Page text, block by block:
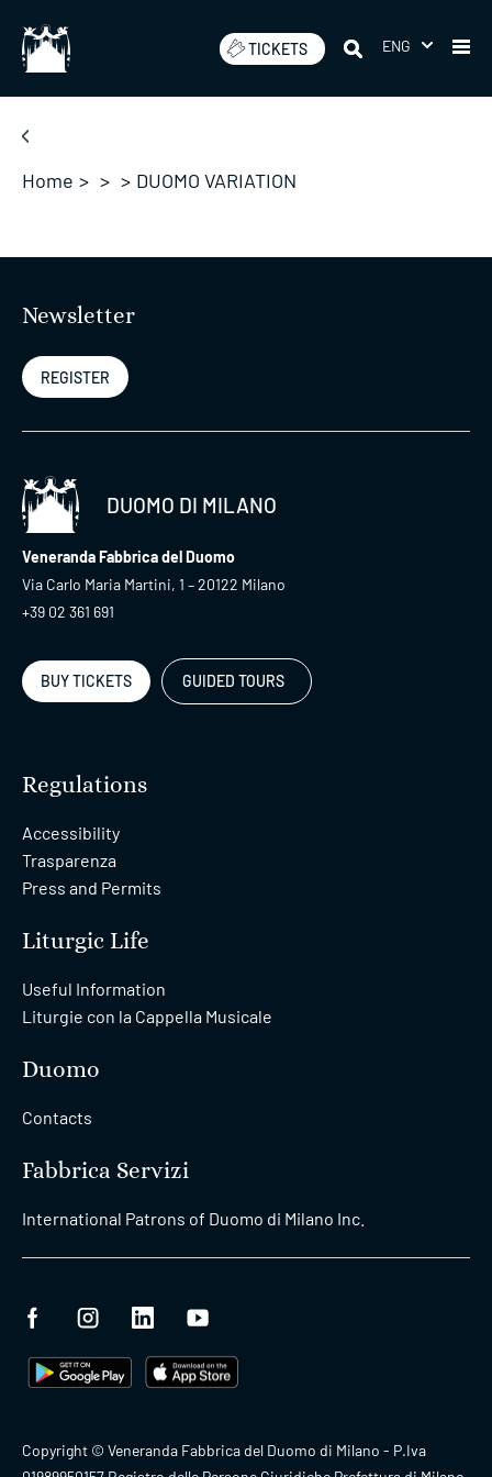
content
TICKETS ENG
Home > > > DUOMO VARIATION
Newsletter
REGISTER
DUOMO DI MILANO
Veneranda Fabbrica del Duomo
Via Carlo Maria Martini, 1 – 20122 Milano
+39 02 361 691
BUY TICKETS GUIDED TOURS
Regulations
Accessibility
Trasparenza
Press and Permits
Liturgic Life
Useful Information
Liturgie con la Cappella Musicale
Duomo
Contacts
Fabbrica Servizi
International Patrons of Duomo di Milano Inc.
Copyright © Veneranda Fabbrica del Duomo di Milano - P.Iva